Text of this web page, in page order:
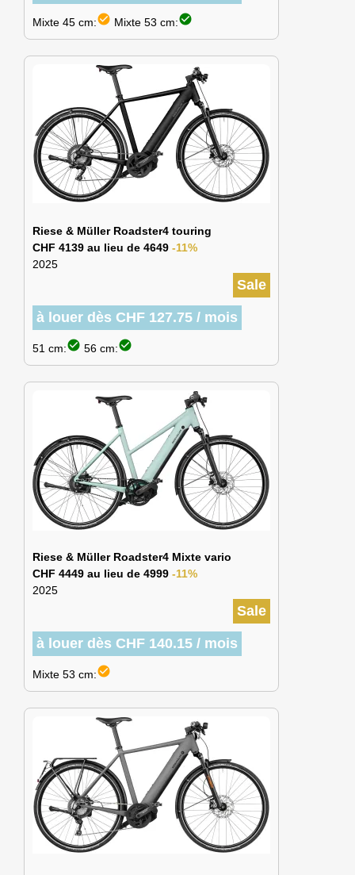
Mixte 45 cm:check_circle Mixte 53 cm:check_circle
Riese & Müller Roadster4 touring
CHF 4139 au lieu de 4649 -11%
2025
Sale
à louer dès CHF 127.75 / mois
51 cm:check_circle 56 cm:check_circle
Riese & Müller Roadster4 Mixte vario
CHF 4449 au lieu de 4999 -11%
2025
Sale
à louer dès CHF 140.15 / mois
Mixte 53 cm:check_circle